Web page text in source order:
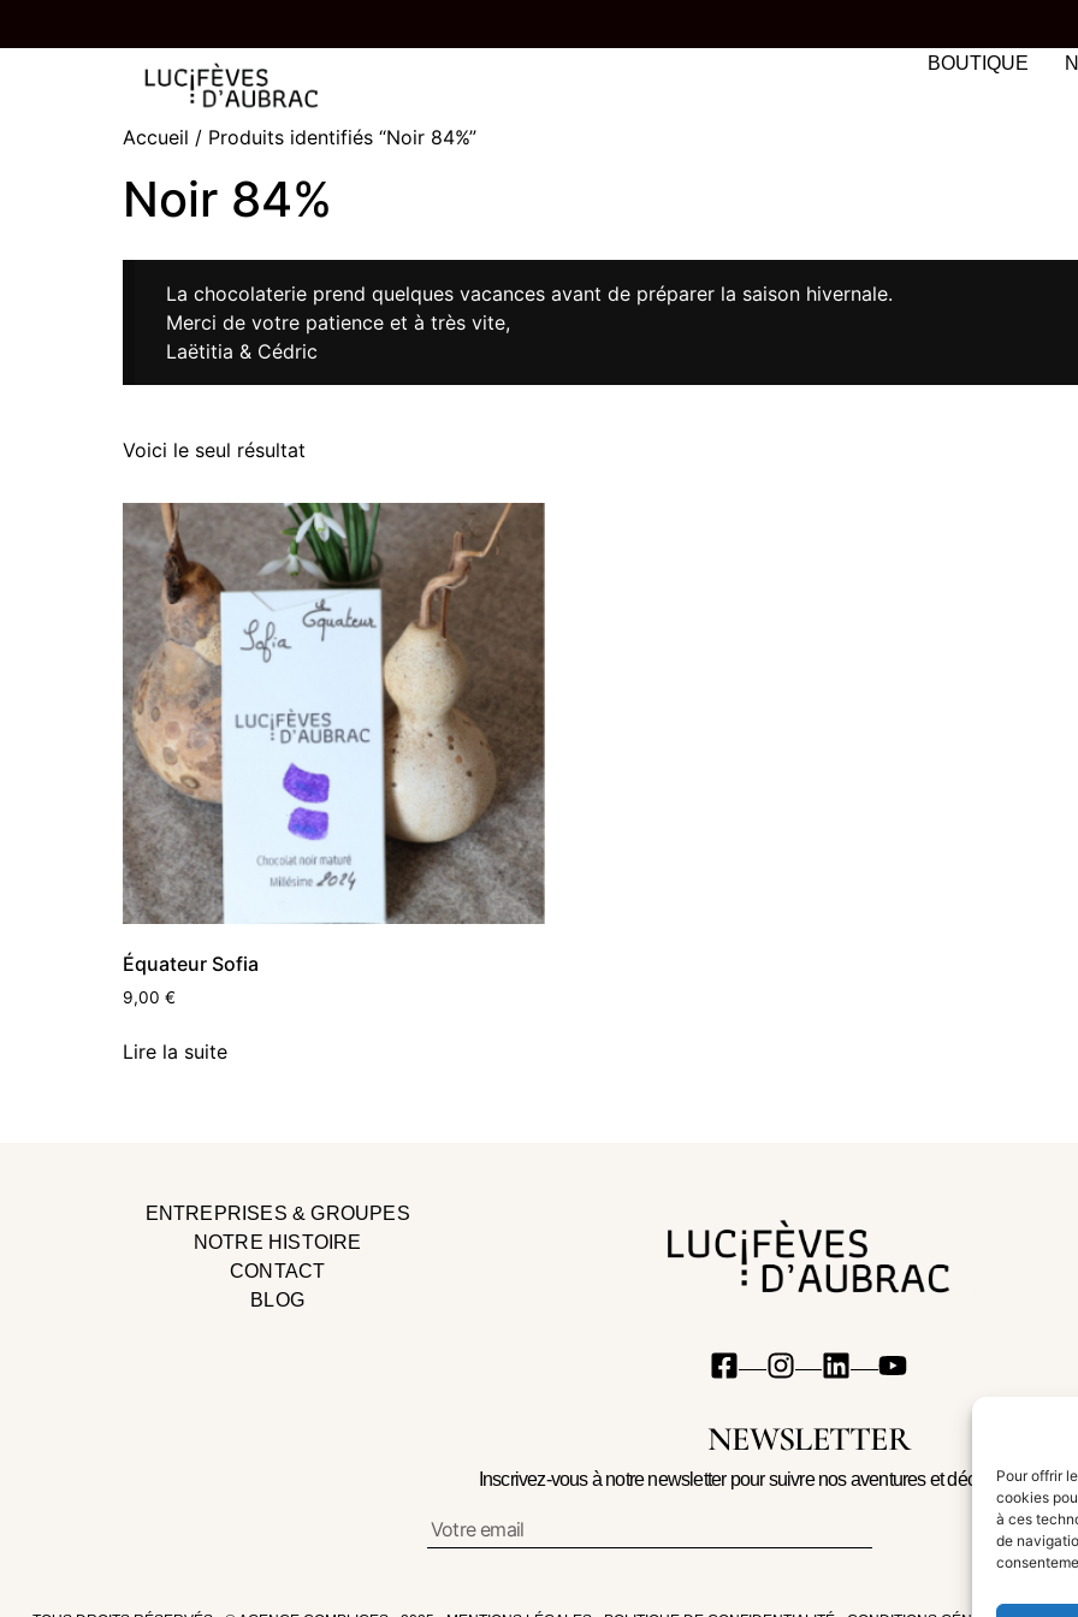
Pour offrir
cookies
à ces
de
UNE TABLETTE OFFERTE À PARTIR DE 85,00€ D'ACHAT
BOUTIQUE
Accueil / Produits identifiés “Noir 84%”
Noir 84%
La chocolaterie prend quelques vacances avant de préparer la saison hivernale.
Merci de votre patience et à très vite,
Laëtitia & Cédric
Voici le seul résultat
Équateur Sofia
9,00 €
Lire la suite
ENTREPRISES & GROUPES
NOTRE HISTOIRE
CONTACT
BLOG
NEWSLETTER
Inscrivez-vous à notre newsletter pour suivre nos aventures et découvrir les